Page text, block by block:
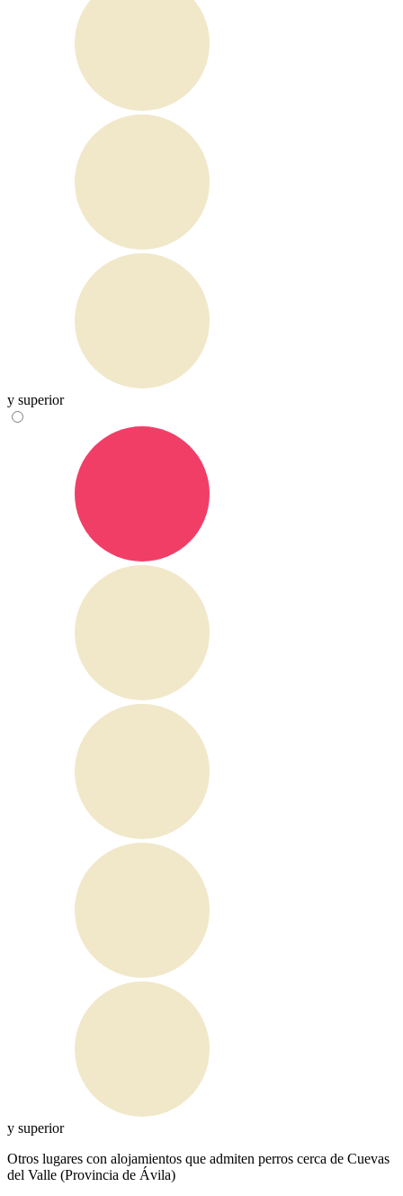
y superior
y superior
Otros lugares con alojamientos que admiten perros cerca de Cuevas
del Valle (Provincia de Ávila)